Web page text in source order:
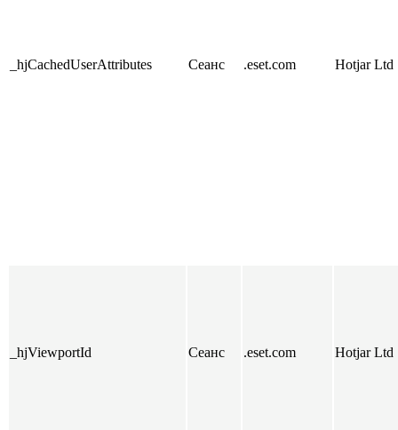
_hjCachedUserAttributes Сеанс .eset.com Hotjar Ltd
_hjViewportId Сеанс .eset.com Hotjar Ltd